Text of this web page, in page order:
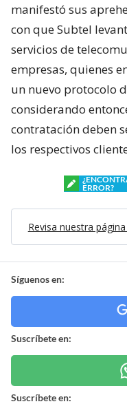
manifestó sus
con que Subtel
servicios de
empresas, quienes
un nuevo protocolo
considerando
contratación deben
los respectivos
ERROR?
Revisa nuestra
Síguenos en:
Suscríbete en:
Suscríbete en: